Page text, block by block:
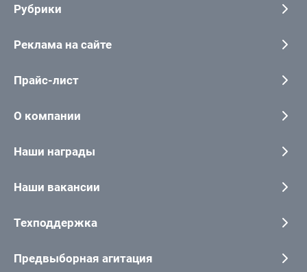
Рубрики
Реклама на сайте
Прайс-лист
О компании
Наши награды
Наши вакансии
Техподдержка
Предвыборная агитация